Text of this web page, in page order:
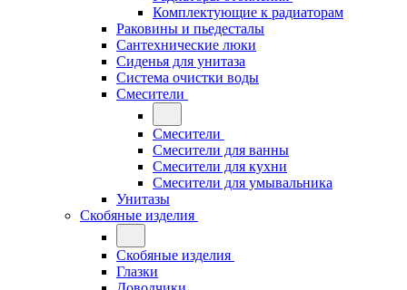
Комплектующие к радиаторам
Раковины и пьедесталы
Сантехнические люки
Сиденья для унитаза
Система очистки воды
Смесители
Смесители
Смесители для ванны
Смесители для кухни
Смесители для умывальника
Унитазы
Скобяные изделия
Скобяные изделия
Глазки